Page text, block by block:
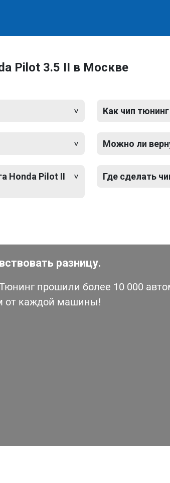
Pilot 3.5 II в Москве
Honda Pilot II
Как чип
Можно ли
Где сделать
разницу.
прошили более 10 000
от каждой машины!